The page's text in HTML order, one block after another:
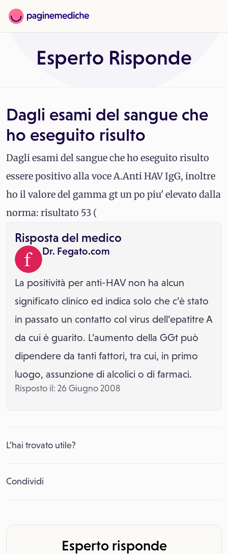
Esperto Risponde
Dagli esami del sangue che
ho eseguito risulto
Dagli esami del sangue che ho eseguito risulto
essere positivo alla voce A.Anti HAV IgG, inoltre
ho il valore del gamma gt un po piu' elevato dalla
norma: risultato 53 (
Risposta del medico
Dr. Fegato.com
La positività per anti-HAV non ha alcun
significato clinico ed indica solo che c’è stato
in passato un contatto col virus dell’epatitre A
da cui è guarito. L’aumento della GGt può
dipendere da tanti fattori, tra cui, in primo
luogo, assunzione di alcolici o di farmaci.
Risposto il: 26 Giugno 2008
L’hai trovato utile?
Condividi
Esperto risponde